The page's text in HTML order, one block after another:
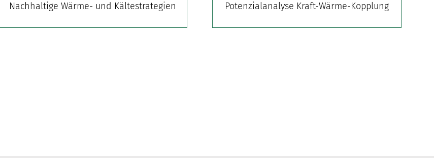
Nachhaltige Wärme- und Kältestrategien Potenzialanalyse Kraft-Wärme-Kopplung